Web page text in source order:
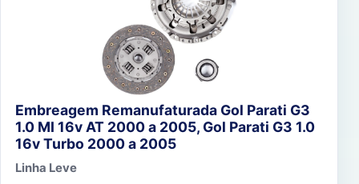
Embreagem Remanufaturada Gol Parati G3
1.0 MI 16v AT 2000 a 2005, Gol Parati G3 1.0
16v Turbo 2000 a 2005
Linha Leve